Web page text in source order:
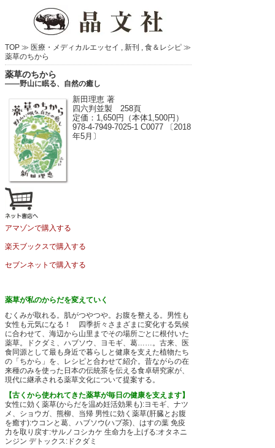
TOP ≫ 医療・メディカルエッセイ , 新刊 , 食＆レシピ ≫
薬草のちから
薬草のちから
――野山に眠る、自然の癒し
新田理恵 著
四六判並製 258頁
定価：1,650円（本体1,500円）
978-4-7949-7025-1 C0077 〔2018
年5月〕
アマゾンで購入する
楽天ブックスで購入する
セブンネットで購入する
薬草が私のからだを変えていく
むくみが取れる。肌がつやつや。お腹を整える。男性も
女性も元気になる！ 四季折々さまざまに変化する気候
に合わせて、海辺から山里までその場所ごとに根付いた
薬草。ドクダミ、ハブソウ、ヨモギ、葛……。古来、医
食同源として最も身近で暮らしと健康を支えた植物たち
の「ちから」を、レシピと合わせて紹介。昔ながらの在
来種のみを使った日本の伝統茶を伝える食卓研究家が、
現代に継承される薬草文化について提案する。
【古くから使われてきた薬草が毎日の健康を支えます】
女性に効く薬草(からだを温め妊活効果も):ヨモギ、ナツ
メ、ショウガ、熊柳、当帰 男性に効く薬草(肝臓とお腹
を癒す):ウコンと葛、ハブソウ(ハブ茶)、はすの葉 免疫
力を取り戻す:サルノコシカケ 生命力を上げる:オタネニ
ンジン デトックス:ドクダミ